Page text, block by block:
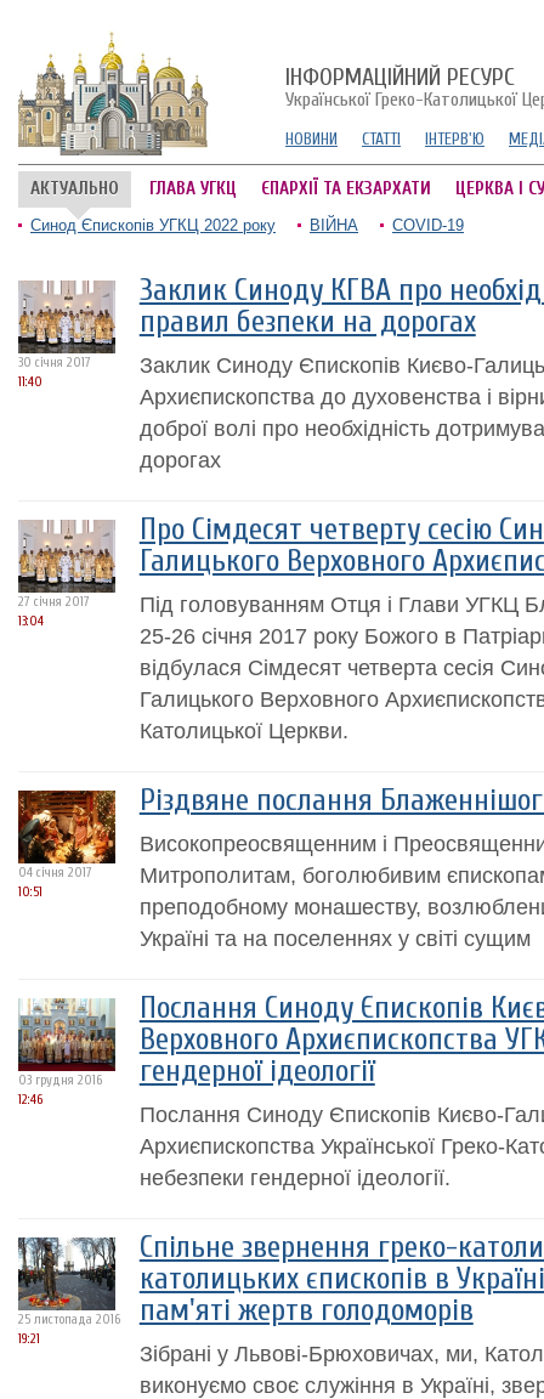
ІНФОРМАЦІЙНИЙ РЕСУРС
Української Греко-Католицької
НОВИНИ СТАТТІ ІНТЕРВ'Ю
АКТУАЛЬНО ГЛАВА УГКЦ ЄПАРХІЇ ТА ЕКЗАРХАТИ ЦЕРКВА І
Синод Єпископів УГКЦ 2022 року ВІЙНА COVID-19
30 січня 2017
11:40
Заклик Синоду КГВА про
правил безпеки на дорогах
Заклик Синоду Єпископів Києво-
Архиєпископства до духовенства і
доброї волі про необхідність
дорогах
27 січня 2017
13:04
Про Сімдесят четверту сесію
Галицького Верховного
Під головуванням Отця і Глави УГКЦ
25-26 січня 2017 року Божого в
відбулася Сімдесят четверта сесія
Галицького Верховного
Католицької Церкви.
04 січня 2017
10:51
Різдвяне послання
Високопреосвященним і
Митрополитам, боголюбивим
преподобному монашеству,
Україні та на поселеннях у світі сущим
03 грудня 2016
12:46
Послання Синоду Єпископів
Верховного Архиєпископства
гендерної ідеології
Послання Синоду Єпископів Києво-
Архиєпископства Української Греко-
небезпеки гендерної ідеології.
25 листопада 2016
19:21
Спільне звернення греко-
католицьких єпископів в
пам'яті жертв голодоморів
Зібрані у Львові-Брюховичах, ми,
виконуємо своє служіння в Україні,